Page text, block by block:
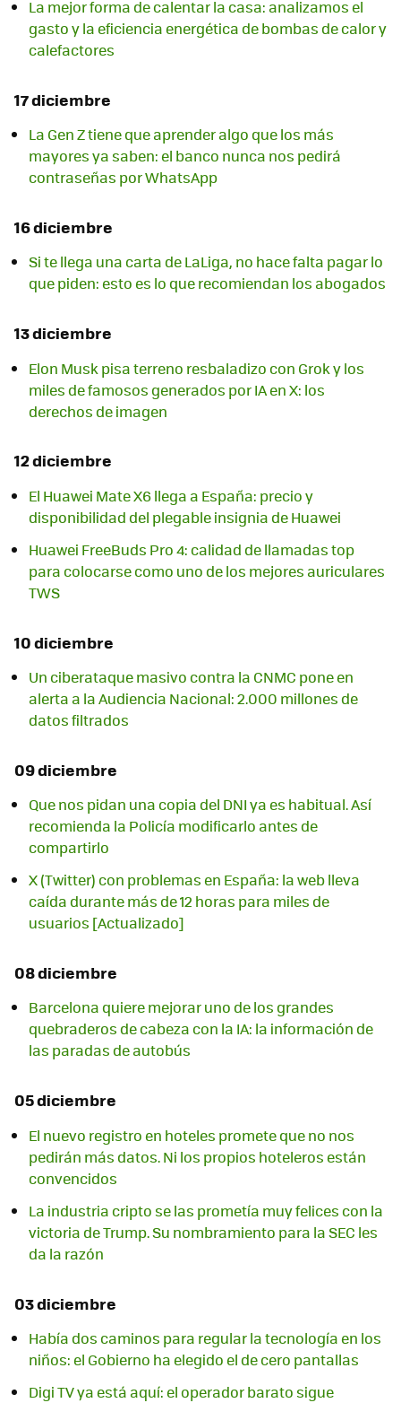
La mejor forma de calentar la casa: analizamos el
gasto y la eficiencia energética de bombas de calor y
calefactores
17 diciembre
La Gen Z tiene que aprender algo que los más
mayores ya saben: el banco nunca nos pedirá
contraseñas por WhatsApp
16 diciembre
Si te llega una carta de LaLiga, no hace falta pagar lo
que piden: esto es lo que recomiendan los abogados
13 diciembre
Elon Musk pisa terreno resbaladizo con Grok y los
miles de famosos generados por IA en X: los
derechos de imagen
12 diciembre
El Huawei Mate X6 llega a España: precio y
disponibilidad del plegable insignia de Huawei
Huawei FreeBuds Pro 4: calidad de llamadas top
para colocarse como uno de los mejores auriculares
TWS
10 diciembre
Un ciberataque masivo contra la CNMC pone en
alerta a la Audiencia Nacional: 2.000 millones de
datos filtrados
09 diciembre
Que nos pidan una copia del DNI ya es habitual. Así
recomienda la Policía modificarlo antes de
compartirlo
X (Twitter) con problemas en España: la web lleva
caída durante más de 12 horas para miles de
usuarios [Actualizado]
08 diciembre
Barcelona quiere mejorar uno de los grandes
quebraderos de cabeza con la IA: la información de
las paradas de autobús
05 diciembre
El nuevo registro en hoteles promete que no nos
pedirán más datos. Ni los propios hoteleros están
convencidos
La industria cripto se las prometía muy felices con la
victoria de Trump. Su nombramiento para la SEC les
da la razón
03 diciembre
Había dos caminos para regular la tecnología en los
niños: el Gobierno ha elegido el de cero pantallas
Digi TV ya está aquí: el operador barato sigue